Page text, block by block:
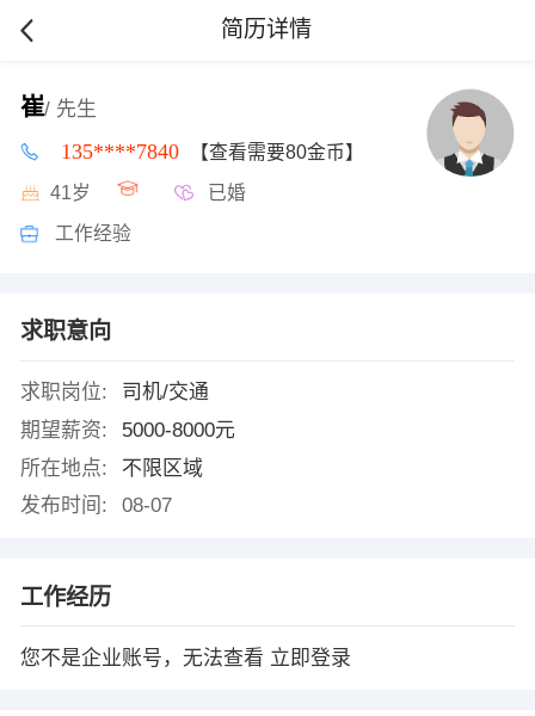
简历详情
崔/ 先生
135****7840 【查看需要80金币】
41岁 已婚
工作经验
求职意向
求职岗位:
司机/交通
期望薪资:
5000-8000元
所在地点:
不限区域
发布时间:
08-07
工作经历
您不是企业账号，无法查看 立即登录